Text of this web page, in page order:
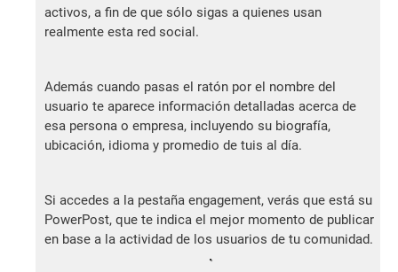
activos, a fin de que sólo sigas a quienes usan
realmente esta red social.
Además cuando pasas el ratón por el nombre del
usuario te aparece información detalladas acerca de
esa persona o empresa, incluyendo su biografía,
ubicación, idioma y promedio de tuis al día.
Si accedes a la pestaña engagement, verás que está su
PowerPost, que te indica el mejor momento de publicar
en base a la actividad de los usuarios de tu comunidad.